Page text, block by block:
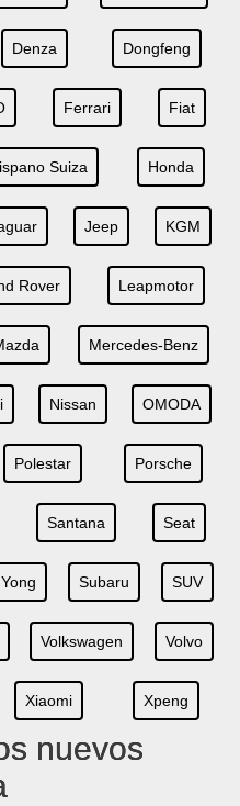
Denza Dongfeng
Ferrari Fiat
Suiza Honda
Jeep KGM
Rover Leapmotor
Mercedes-Benz
Nissan OMODA
Polestar Porsche
Santana Seat
Subaru SUV
Volkswagen Volvo
Xiaomi Xpeng
nuevos